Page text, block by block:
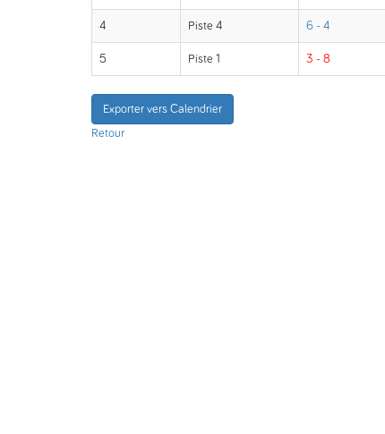
4 Piste 4 6 - 4
5 Piste 1 3 - 8
Exporter vers Calendrier
Retour